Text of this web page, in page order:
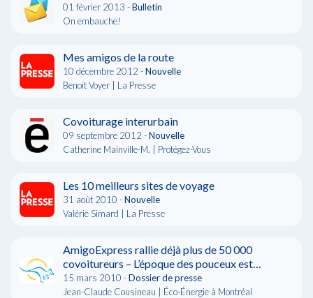
01 février 2013 -Bulletin
On embauche!
Mes amigos de la route
10 décembre 2012 -Nouvelle
Benoit Voyer | La Presse
Covoiturage interurbain
09 septembre 2012 -Nouvelle
Catherine Mainville-M. | Protégez-Vous
Les 10 meilleurs sites de voyage
31 août 2010 -Nouvelle
Valérie Simard | La Presse
AmigoExpress rallie déjà plus de 50 000
covoitureurs – L’époque des pouceux est
révolue!
15 mars 2010 -Dossier de presse
Jean-Claude Cousineau | Éco-Énergie à Montréal